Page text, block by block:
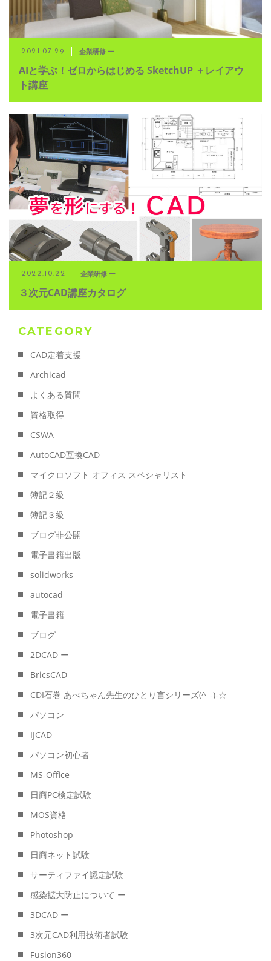
2021.07.29 企業研修 ー
AIと学ぶ！ゼロからはじめる SketchUP ＋レイアウ
ト講座
2022.10.22 企業研修 ー
３次元CAD講座カタログ
CATEGORY
CAD定着支援
Archicad
よくある質問
資格取得
CSWA
AutoCAD互換CAD
マイクロソフト オフィス スペシャリスト
簿記２級
簿記３級
ブログ非公開
電子書籍出版
solidworks
autocad
電子書籍
ブログ
2DCAD ー
BricsCAD
CDI石巻 あべちゃん先生のひとり言シリーズ(^_-)-☆
パソコン
IJCAD
パソコン初心者
MS-Office
日商PC検定試験
MOS資格
Photoshop
日商ネット試験
サーティファイ認定試験
感染拡大防止について ー
3DCAD ー
3次元CAD利用技術者試験
Fusion360